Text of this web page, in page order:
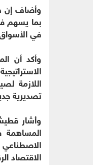
وأضاف إن
بما يسهم
في الأسواق
وأكد أن
اللازمة
تصديرية
وأشار
المساهمة
الاصطناعي
الاقتصاد